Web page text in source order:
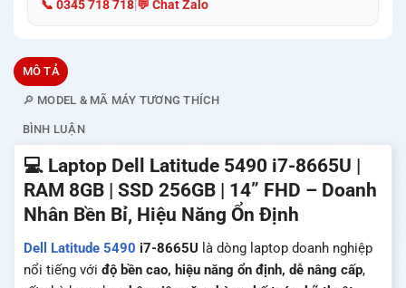
📞 0345 718 718|💬 Chat Zalo
MÔ TẢ
🔎 MODEL & MÃ MÁY TƯƠNG THÍCH
BÌNH LUẬN
💻 Laptop Dell Latitude 5490 i7-8665U |
RAM 8GB | SSD 256GB | 14” FHD – Doanh
Nhân Bền Bỉ, Hiệu Năng Ổn Định
Dell Latitude 5490 i7-8665U là dòng laptop doanh nghiệp
nổi tiếng với độ bền cao, hiệu năng ổn định, dễ nâng cấp,